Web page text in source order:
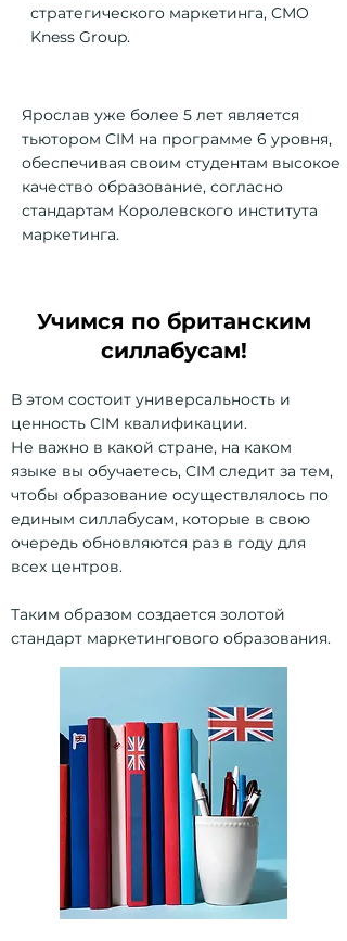
стратегического маркетинга, CMO
Kness Group.
Ярослав уже более 5 лет является
тьютором СIM на программе 6 уровня,
обеспечивая своим студентам высокое
качество образование, согласно
стандартам Королевского института
маркетинга.
Учимся по британским
силлабусам!
В этом состоит универсальность и
ценность CIM квалификации.
Не важно в какой стране, на каком
языке вы обучаетесь, CIM следит за тем,
чтобы образование осуществлялось по
единым силлабусам, которые в свою
очередь обновляются раз в году для
всех центров.
Таким образом создается золотой
стандарт маркетингового образования.